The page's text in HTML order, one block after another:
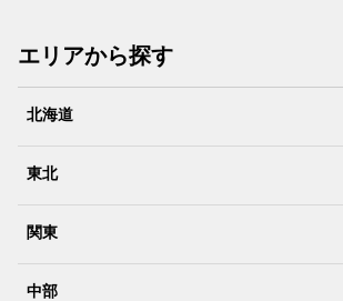
エリアから探す
北海道
東北
関東
中部